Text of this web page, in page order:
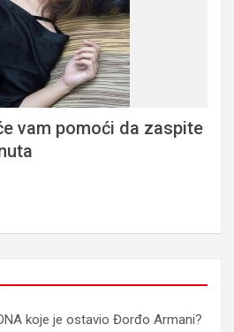
vam pomoći da zaspite
koje je ostavio Đorđo Armani?